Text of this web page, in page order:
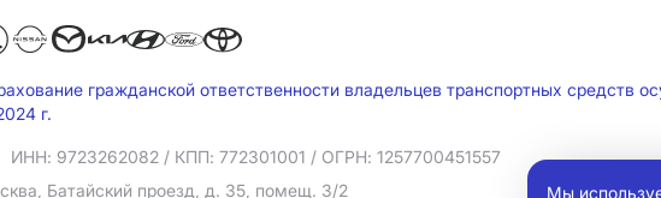
гражданской ответственности владельцев транспортных
г.
ИНН: 9723262082 / КПП: 772301001 / ОГРН: 1257700451557
Батайский проезд, д. 35, помещ. 3/2
Мы